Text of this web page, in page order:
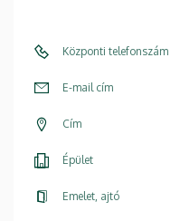
Központi telefonszám
E-mail cím
Cím
Épület
Emelet, ajtó